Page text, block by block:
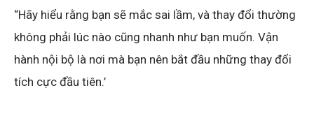
“Hãy hiểu rằng bạn sẽ mắc sai lầm, và thay đổi thường
không phải lúc nào cũng nhanh như bạn muốn. Vận
hành nội bộ là nơi mà bạn nên bắt đầu những thay đổi
tích cực đầu tiên.’